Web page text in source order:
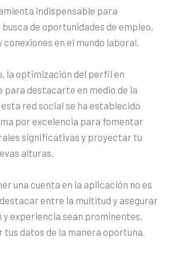
indispensable para
de oportunidades de empleo,
en el mundo laboral.
la optimización del perfil en
para destacarte en medio de la
red social se ha establecido
por excelencia para fomentar
significativas y proyectar tu
alturas.
una cuenta en la aplicación no es
entre la multitud y asegurar
y experiencia sean prominentes,
datos de la manera oportuna.